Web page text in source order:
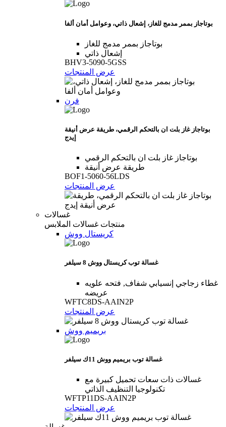
بوتاجاز بممر مدمج للغاز، إشعال ذاتي، وعوامل أمان ألفا
بوتاجاز بممر مدمج للغاز
إشعال ذاتي
BHV3-5090-5GSS
عرض المنتجات
فرن
بوتاجاز غاز بلت ان بالتحكم الرقمي، طريقة عرض أنيقة
إيدج
بوتاجاز غاز بلت ان بالتحكم الرقمي
طريقة عرض أنيقة
BOF1-5060-56LDS
عرض المنتجات
غسالات
منتجات غسالات الملابس
كريستال ووش
غسالة توب كريستال ووش 8 سيلفر
غطاء زجاجي إنسيابي شفاف, فتحه علويه
عريضه
WFTC8DS-AAIN2P
عرض المنتجات
بريميم ووش
غسالة توب بريميم ووش 11ك سيلفر
غسالات ذات سعات تحميل كبيرة مع
تكنولوجيا التنظيف الذاتي
WFTP11DS-AAIN2P
عرض المنتجات